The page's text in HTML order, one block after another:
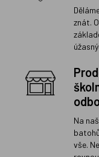
znát.
Na
vše.